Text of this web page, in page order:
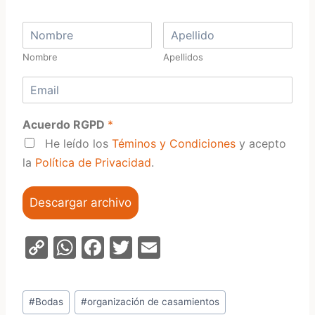
Nombre Apellidos
Acuerdo RGPD *
He leído los Téminos y Condiciones y acepto
la Política de Privacidad.
Descargar archivo
C
p
W
at
F
c
T
itt ai
Etiquetas
#Bodas #organización de casamientos